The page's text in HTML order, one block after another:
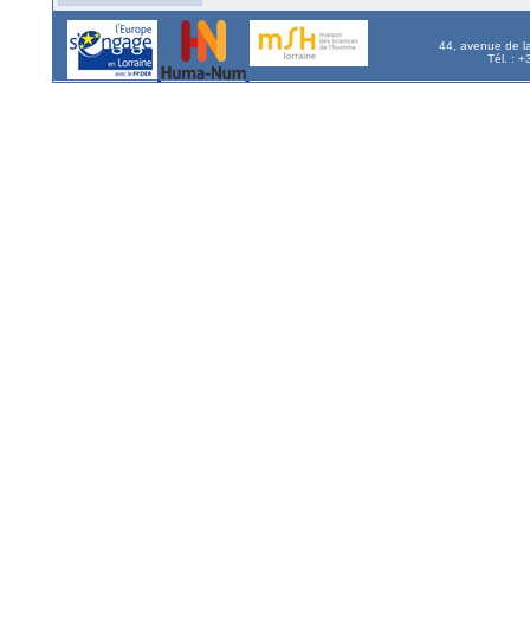
44, avenue de
Tél. :